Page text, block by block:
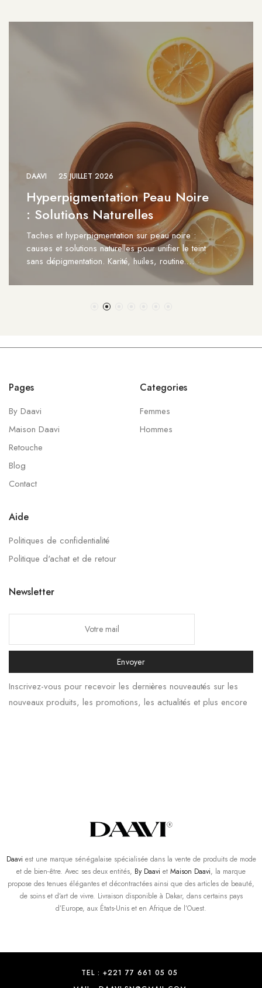
DAAVI 22 JUILLET 2026
Soins des Cheveux
Naturel : la Routine
Soins des cheveux crépus au naturel :
par étape (lavage, hydratation, méthode
et huiles végétales. Essence…
Pages
By Daavi
Maison Daavi
Retouche
Blog
Contact
Categories
Femmes
Hommes
Aide
Politiques de confidentialité
Politique d'achat et de retour
Newsletter
Envoyer
Inscrivez-vous pour recevoir les dernières nouveautés sur les
nouveaux produits, les promotions, les actualités et plus encore
Daavi est une marque sénégalaise spécialisée dans la vente de produits de mode
et de bien-être. Avec ses deux entités, By Daavi et Maison Daavi, la marque
propose des tenues élégantes et décontractées ainsi que des articles de beauté,
de soins et d’art de vivre. Livraison disponible à Dakar, dans certains pays
d’Europe, aux États-Unis et en Afrique de l’Ouest.
TEL : +221 77 661 05 05